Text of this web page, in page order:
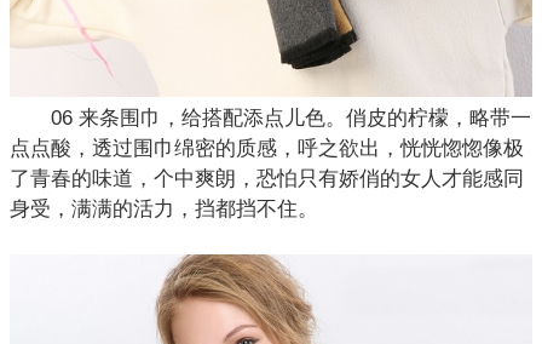
06 来条围巾，给搭配添点儿色。俏皮的柠檬，略带一
点点酸，透过围巾绵密的质感，呼之欲出，恍恍惚惚像极
了青春的味道，个中爽朗，恐怕只有娇俏的女人才能感同
身受，满满的活力，挡都挡不住。